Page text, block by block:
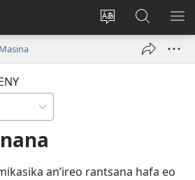
Hiova
Hiditra
(manokatra
ato
Amin’ny
an’ireo rantsana hafa eo